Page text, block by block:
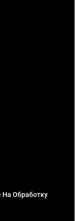
На Обработку